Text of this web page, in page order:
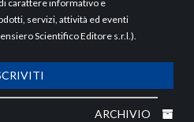
carattere informativo e
servizi, attività ed eventi
Scientifico Editore s.r.l.).
ARCHIVIO